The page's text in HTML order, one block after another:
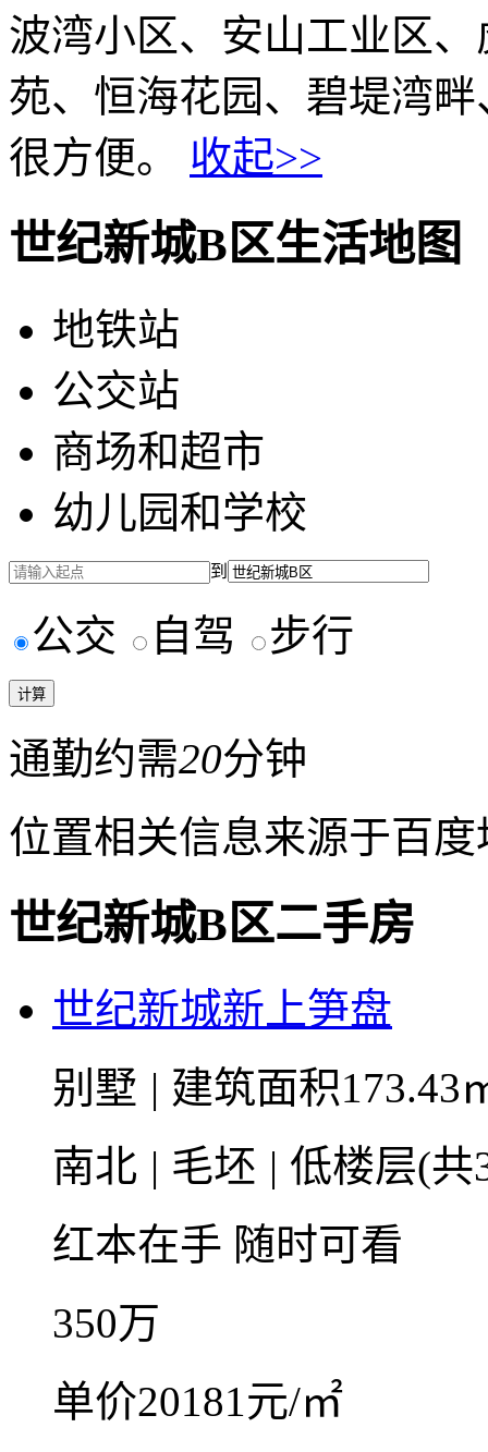
波湾小区、安山工业区
苑、恒海花园、碧堤湾
很方便。 收起>>
世纪新城B区生活地图
地铁站
公交站
商场和超市
幼儿园和学校
到
公交 自驾 步行
通勤约需20分钟
位置相关信息来源于百
世纪新城B区二手房
世纪新城新上笋盘
别墅 | 建筑面积173.43
南北 | 毛坯 | 低楼层(
红本在手 随时可看
350万
单价20181元/㎡